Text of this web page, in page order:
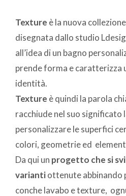
Texture è la nuova
disegnata dallo studio
all’idea di un bagno
prende forma e caratterizza
identità.
Texture è quindi la parola
racchiude nel suo significato
personalizzare le superfici
colori, geometrie ed
Da qui un progetto che si
variantiottenute abbinando
conche lavabo e texture,